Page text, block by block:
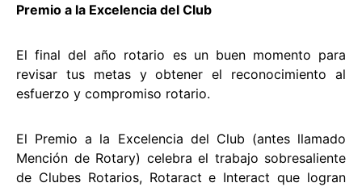
Premio a la Excelencia del Club
El final del año rotario es un buen momento para
revisar tus metas y obtener el reconocimiento al
esfuerzo y compromiso rotario.
El Premio a la Excelencia del Club (antes llamado
Mención de Rotary) celebra el trabajo sobresaliente
de Clubes Rotarios, Rotaract e Interact que logran